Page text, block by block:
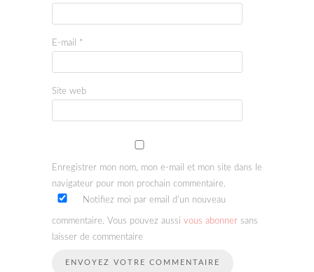
E-mail *
Site web
Enregistrer mon nom, mon e-mail et mon site dans le
navigateur pour mon prochain commentaire.
Notifiez moi par email d'un nouveau
commentaire. Vous pouvez aussi vous abonner sans
laisser de commentaire